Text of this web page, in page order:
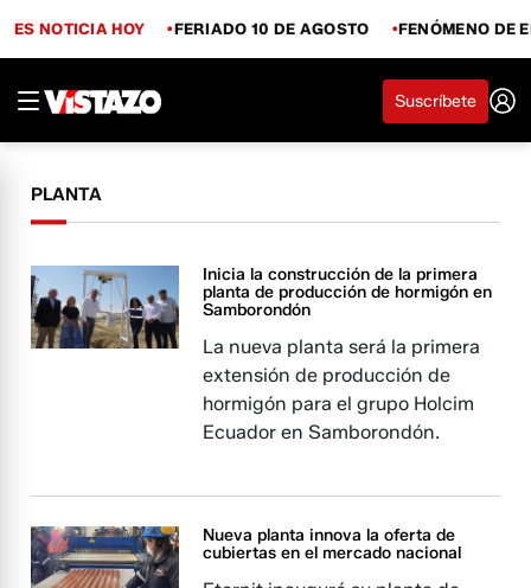
ES NOTICIA HOY FERIADO 10 DE AGOSTO FENÓMENO DE
Suscríbete
PLANTA
Inicia la construcción de la primera
planta de producción de hormigón en
Samborondón
La nueva planta será la primera
extensión de producción de
hormigón para el grupo Holcim
Ecuador en Samborondón.
Nueva planta innova la oferta de
cubiertas en el mercado nacional